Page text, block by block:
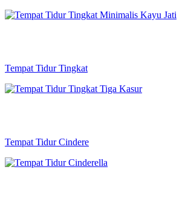
Tempat Tidur Tingkat
Tempat Tidur Cindere